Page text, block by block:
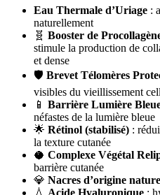
Eau Thermale d’Uriage :
naturellement
🧬 Booster de
stimule la production de
et dense
🛡️ Brevet Télomères
visibles du vieillissement
📱 Barrière Lumière
néfastes de la lumière bleue
🌟 Rétinol (stabilisé) :
la texture cutanée
🥥 Complexe Végétal
barrière cutanée
💎 Nacres d’origine
💧 Acide Hyaluronique :